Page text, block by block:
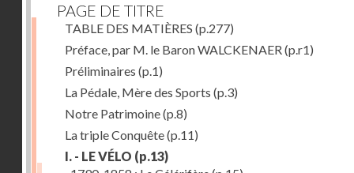
PAGE DE TITRE
TABLE DES MATIÈRES (p.277)
Préface, par M. le Baron WALCKENAER (p.r1)
Préliminaires (p.1)
La Pédale, Mère des Sports (p.3)
Notre Patrimoine(p.8)
La triple Conquête(p.11)
I. - LE VÉLO (p.13)